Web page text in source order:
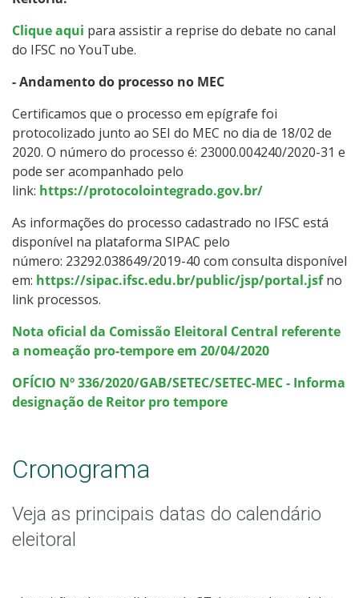
Clique aqui para assistir a reprise do debate no canal
do IFSC no YouTube.
- Andamento do processo no MEC
Certificamos que o processo em epígrafe foi
protocolizado junto ao SEI do MEC no dia de 18/02 de
2020. O número do processo é: 23000.004240/2020-31 e
pode ser acompanhado pelo
link: https://protocolointegrado.gov.br/
As informações do processo cadastrado no IFSC está
disponível na plataforma SIPAC pelo
número: 23292.038649/2019-40 com consulta disponível
em: https://sipac.ifsc.edu.br/public/jsp/portal.jsfno
link processos.
Nota oficial da Comissão Eleitoral Central referente
a nomeação pro-tempore em 20/04/2020
OFÍCIO Nº 336/2020/GAB/SETEC/SETEC-MEC - Informa
designação de Reitor pro tempore
Cronograma
Veja as principais datas do calendário
eleitoral